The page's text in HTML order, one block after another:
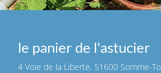
le panier de l'astucier
4 Voie de la Liberté, 51600 Somme-